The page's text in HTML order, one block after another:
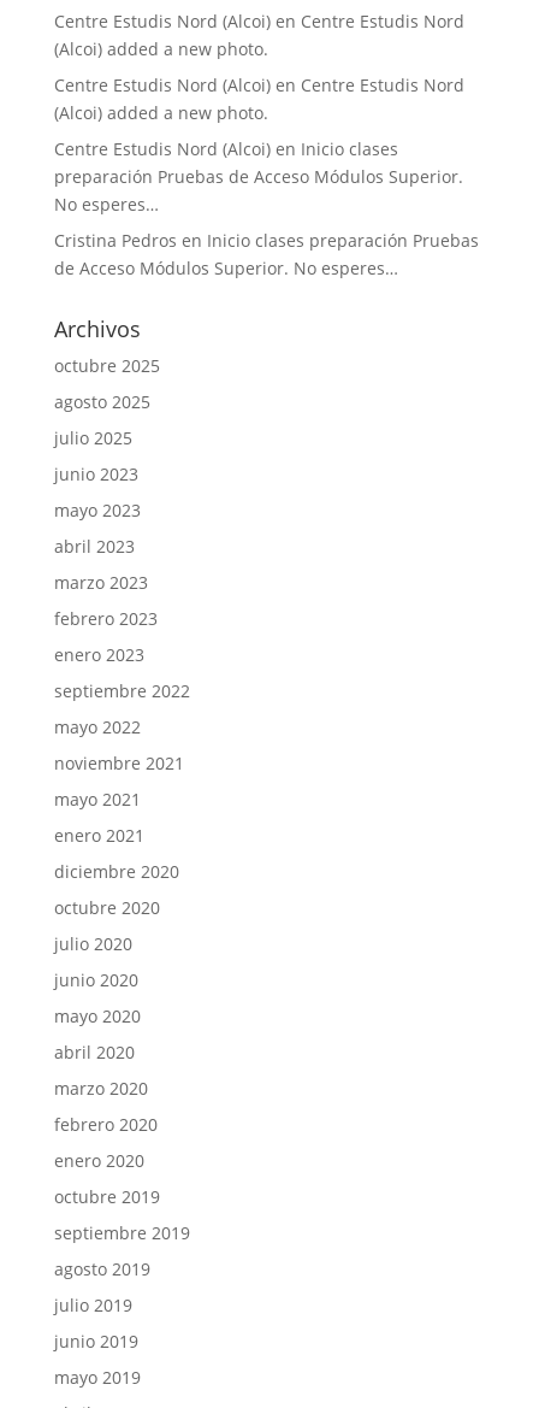
Centre Estudis Nord (Alcoi)en Centre Estudis Nord
(Alcoi) added a new photo.
Centre Estudis Nord (Alcoi)en Centre Estudis Nord
(Alcoi) added a new photo.
Centre Estudis Nord (Alcoi)en Inicio clases
preparación Pruebas de Acceso Módulos Superior.
No esperes…
Cristina Pedros en Inicio clases preparación Pruebas
de Acceso Módulos Superior. No esperes…
Archivos
octubre 2025
agosto 2025
julio 2025
junio 2023
mayo 2023
abril 2023
marzo 2023
febrero 2023
enero 2023
septiembre 2022
mayo 2022
noviembre 2021
mayo 2021
enero 2021
diciembre 2020
octubre 2020
julio 2020
junio 2020
mayo 2020
abril 2020
marzo 2020
febrero 2020
enero 2020
octubre 2019
septiembre 2019
agosto 2019
julio 2019
junio 2019
mayo 2019